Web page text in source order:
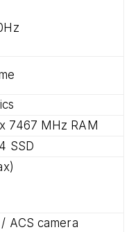
7467 MHz RAM
SSD
ACS camera